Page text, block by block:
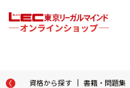
資格から探す 書籍・問題集